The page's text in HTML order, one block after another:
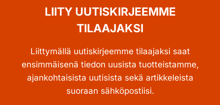
LIITY UUTISKIRJEEMME
TILAAJAKSI
Liittymällä uutiskirjeemme tilaajaksi saat
ensimmäisenä tiedon uusista tuotteistamme,
ajankohtaisista uutisista sekä artikkeleista
suoraan sähköpostiisi.